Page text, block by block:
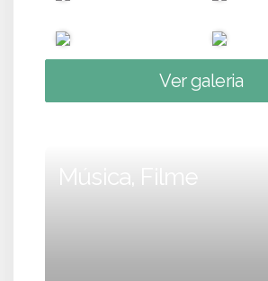
Ver galeria
Música, Filme